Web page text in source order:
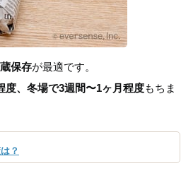
保存が最適です。
度、冬場で3週間〜1ヶ月程度もちま
？